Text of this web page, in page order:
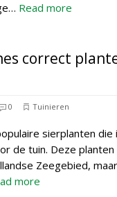
Read more
correct
0 Tuinieren
sierplanten
de tuin. Deze
Zeegebied,
more